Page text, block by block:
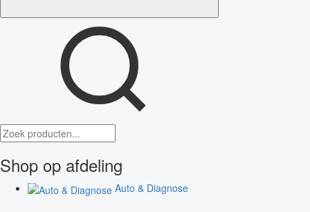
Shop op afdeling
Auto & Diagnose